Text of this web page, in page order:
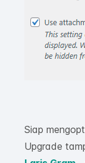
Siap
Upgrade